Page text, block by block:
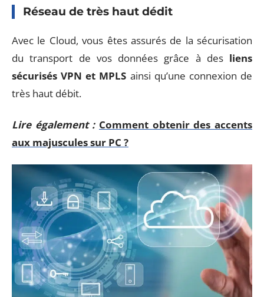
Réseau de très haut dédit
Avec le Cloud, vous êtes assurés de la sécurisation
du transport de vos données grâce à des liens
sécurisés VPN et MPLS ainsi qu’une connexion de
très haut débit.
Lire également : Comment obtenir des accents
aux majuscules sur PC ?